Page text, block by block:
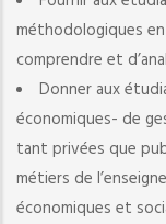
méthodologiques
comprendre et
Donner aux
économiques- de
tant privées que
métiers de
économiques et